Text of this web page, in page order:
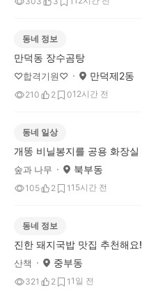
동네 정보
만덕동 장수곰탕
♡합격기원♡ 만덕제2동
210 2 012시간 전
동네 일상
숲과 나무 북부동
105 2 1 15시간 전
동네 정보
진한 돼지국밥 맛집 추천해요!
산책 중부동
321 2 1 1일 전